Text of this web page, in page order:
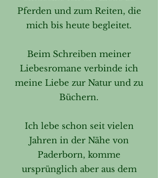
Pferden und zum Reiten, die
mich bis heute begleitet.
Beim Schreiben meiner
Liebesromane verbinde ich
meine Liebe zur Natur und zu
Büchern.
Ich lebe schon seit vielen
Jahren in der Nähe von
Paderborn, komme
ursprünglich aber aus dem